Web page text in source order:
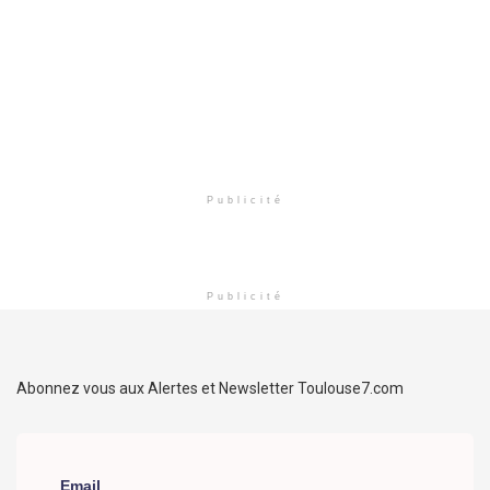
Publicité
Publicité
Abonnez vous aux Alertes et Newsletter Toulouse7.com
Email